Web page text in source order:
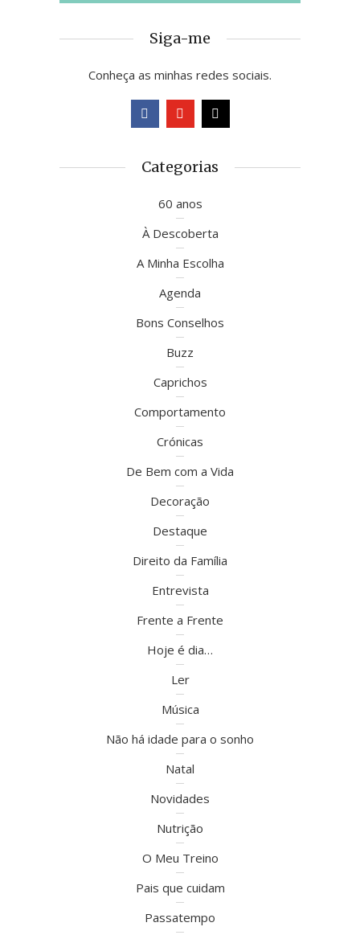
Siga-me
Conheça as minhas redes sociais.
Categorias
60 anos
À Descoberta
A Minha Escolha
Agenda
Bons Conselhos
Buzz
Caprichos
Comportamento
Crónicas
De Bem com a Vida
Decoração
Destaque
Direito da Família
Entrevista
Frente a Frente
Hoje é dia…
Ler
Música
Não há idade para o sonho
Natal
Novidades
Nutrição
O Meu Treino
Pais que cuidam
Passatempo